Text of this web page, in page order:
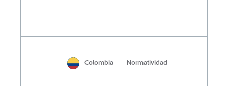
Colombia Normatividad